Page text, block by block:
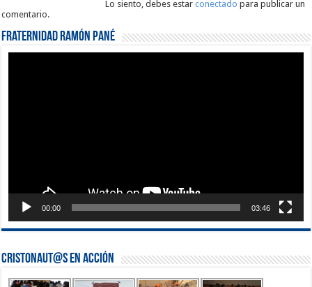
Lo siento, debes estarconectado para publicar un
comentario.
Fraternidad Ramón Pané
00:00 03:46
Cristonaut@s en Acción